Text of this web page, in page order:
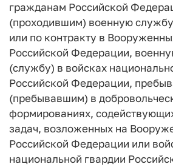
гражданам Российской
(проходившим) военную
или по контракту в
Российской Федерации,
(службу) в войсках
Российской Федерации,
(пребывавшим) в
формированиях,
задач, возложенных на
Российской Федерации или
национальной гвардии